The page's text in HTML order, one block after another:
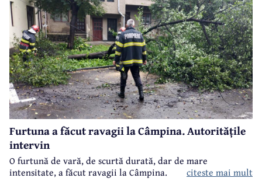
Furtuna a făcut ravagii la Câmpina. Autoritățile
intervin
O furtună de vară, de scurtă durată, dar de mare
intensitate, a făcut ravagii la Câmpina.
citeste mai mult